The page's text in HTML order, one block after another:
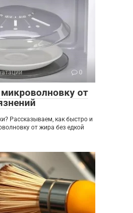
0
от
Рассказываем, как быстро и
от жира без едкой